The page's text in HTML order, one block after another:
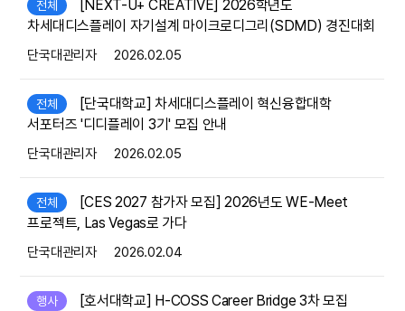
전체
[NEXT-U+ CREATIVE] 2026학년도
차세대디스플레이 자기설계 마이크로디그리(SDMD) 경진대회
단국대관리자 2026.02.05
전체
[단국대학교] 차세대디스플레이 혁신융합대학
서포터즈 '디디플레이 3기' 모집 안내
단국대관리자 2026.02.05
전체
[CES 2027 참가자 모집] 2026년도 WE-Meet
프로젝트, Las Vegas로 가다
단국대관리자 2026.02.04
행사 [호서대학교] H-COSS Career Bridge 3차 모집